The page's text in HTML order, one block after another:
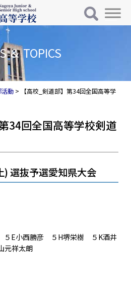
ョン
＆ TOPICS
活動 >
【高校_剣道部】第34回全国高等学
34回全国高等学校剣道
選抜予選愛知県大会
E小西勝彦 ５H堺栄樹 ５K酒井
祥太朗